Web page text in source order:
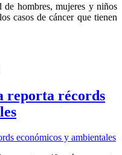
de hombres, mujeres y niños
casos de cáncer que tienen
reporta récords